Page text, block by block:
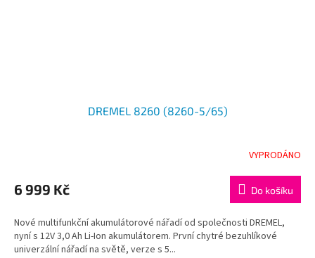
DREMEL 8260 (8260-5/65)
VYPRODÁNO
6 999 Kč Do košíku
Nové multifunkční akumulátorové nářadí od společnosti DREMEL,
nyní s 12V 3,0 Ah Li-Ion akumulátorem. První chytré bezuhlíkové
univerzální nářadí na světě, verze s 5...